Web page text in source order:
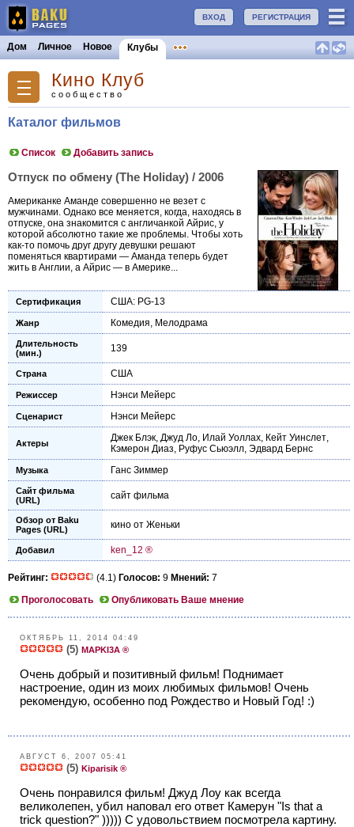
РЕГИСТРАЦИЯ
ВХОД
Дом Личное Новое Клубы
Кино Клуб
сообщество
Каталог фильмов
Список Добавить запись
Отпуск по обмену (The Holiday) / 2006
Американке Аманде совершенно не везет с
мужчинами. Однако все меняется, когда, находясь в
отпуске, она знакомится с англичанкой Айрис, у
которой абсолютно такие же проблемы. Чтобы хоть
как-то помочь друг другу девушки решают
поменяться квартирами — Аманда теперь будет
жить в Англии, а Айрис — в Америке...
Сертификация США: PG-13
Жанр Комедия, Мелодрама
Длительность
(мин.)
139
Страна США
Режиссер Нэнси Мейерс
Сценарист Нэнси Мейерс
Актеры Джек Блэк, Джуд Ло, Илай Уоллах, Кейт Уинслет,
Кэмерон Диаз, Руфус Сьюэлл, Эдвард Бернс
Музыка Ганс Зиммер
Сайт фильма
(URL)
сайт фильма
Обзор от Baku
Pages (URL)
кино от Женьки
Добавил ken_12 ®
Рейтинг: (4.1) Голосов: 9 Мнений: 7
Проголосовать
Опубликовать Ваше мнение
ОКТЯБРЬ 11, 2014 04:49
(5) MAPKI3A ®
Очень добрый и позитивный фильм! Поднимает
настроение, один из моих любимых фильмов! Очень
рекомендую, особенно под Рождество и Новый Год! :)
АВГУСТ 6, 2007 05:41
(5) Kiparisik ®
Очень понравился фильм! Джуд Лоу как всегда
великолепен, убил наповал его ответ Камерун "Is that a
trick question?" ))))) С удовольствием посмотрела картину.